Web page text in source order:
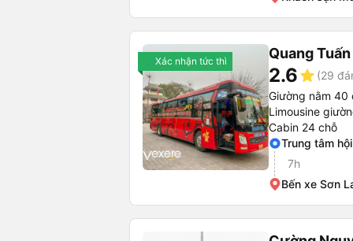
Xác nhận tức thì Quang
2.6star (29
Giường nằm 40
Limousine
Cabin 24 chỗ
Trung tâm
7h
Bến xe Sơn